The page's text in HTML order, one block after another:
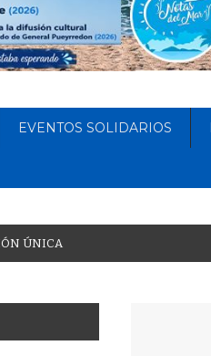
EVENTOS SOLIDARIOS
ÓN ÚNICA